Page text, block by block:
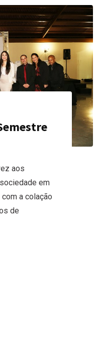
aos
em
a colação
de